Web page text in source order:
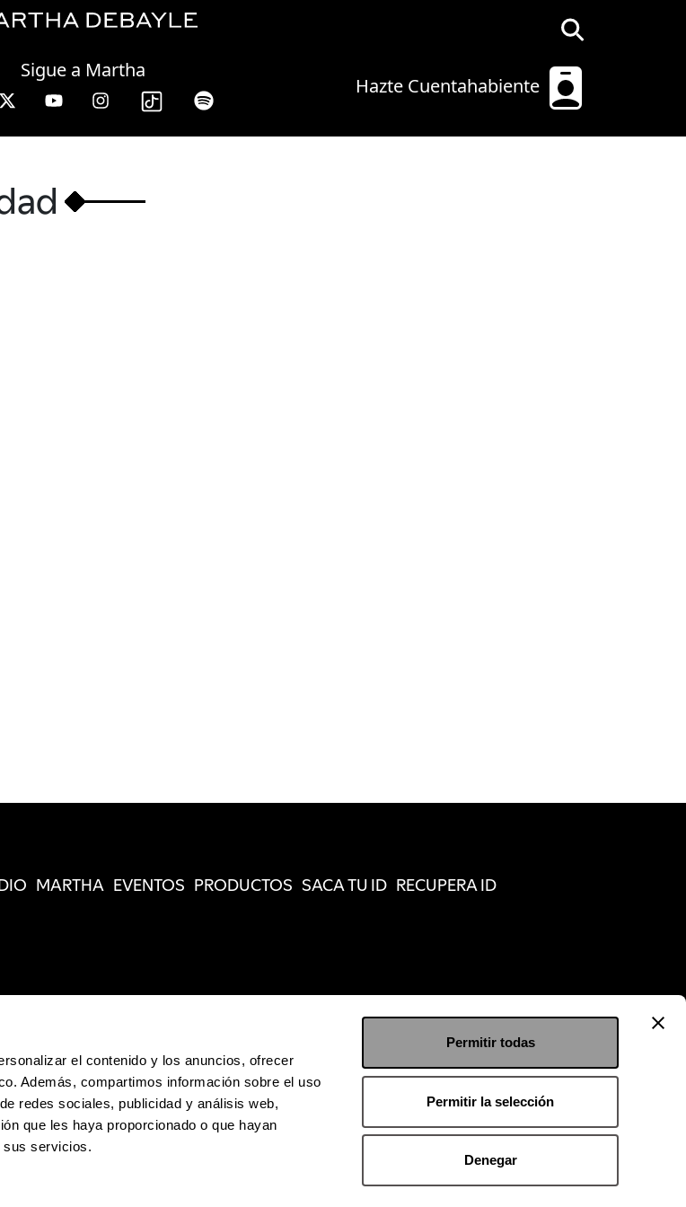
el contenido y los anuncios, ofrecer
Además, compartimos información sobre el uso
redes sociales, publicidad y análisis web,
que les haya proporcionado o que hayan
sus servicios.
Permitir todas
Permitir la selección
Denegar
Hazte Cuentahabiente
Sigue a Martha
MARTHA EVENTOS PRODUCTOS SACA TU ID RECUPERA ID